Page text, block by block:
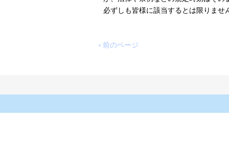
必ずしも皆様に該当するとは限りませ
« 前のページ